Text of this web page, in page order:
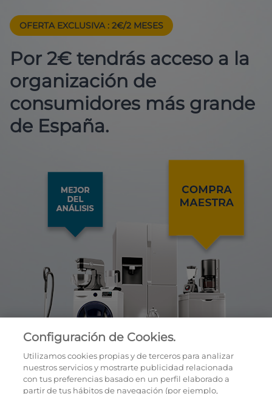
OFERTA EXCLUSIVA : 2€/2 MESES
Por 2€ tendrás acceso a la
organización de
consumidores más grande
de España.
Configuración de Cookies.
Utilizamos cookies propias y de terceros para analizar
nuestros servicios y mostrarte publicidad relacionada
con tus preferencias basado en un perfil elaborado a
partir de tus hábitos de navegación (por ejemplo,